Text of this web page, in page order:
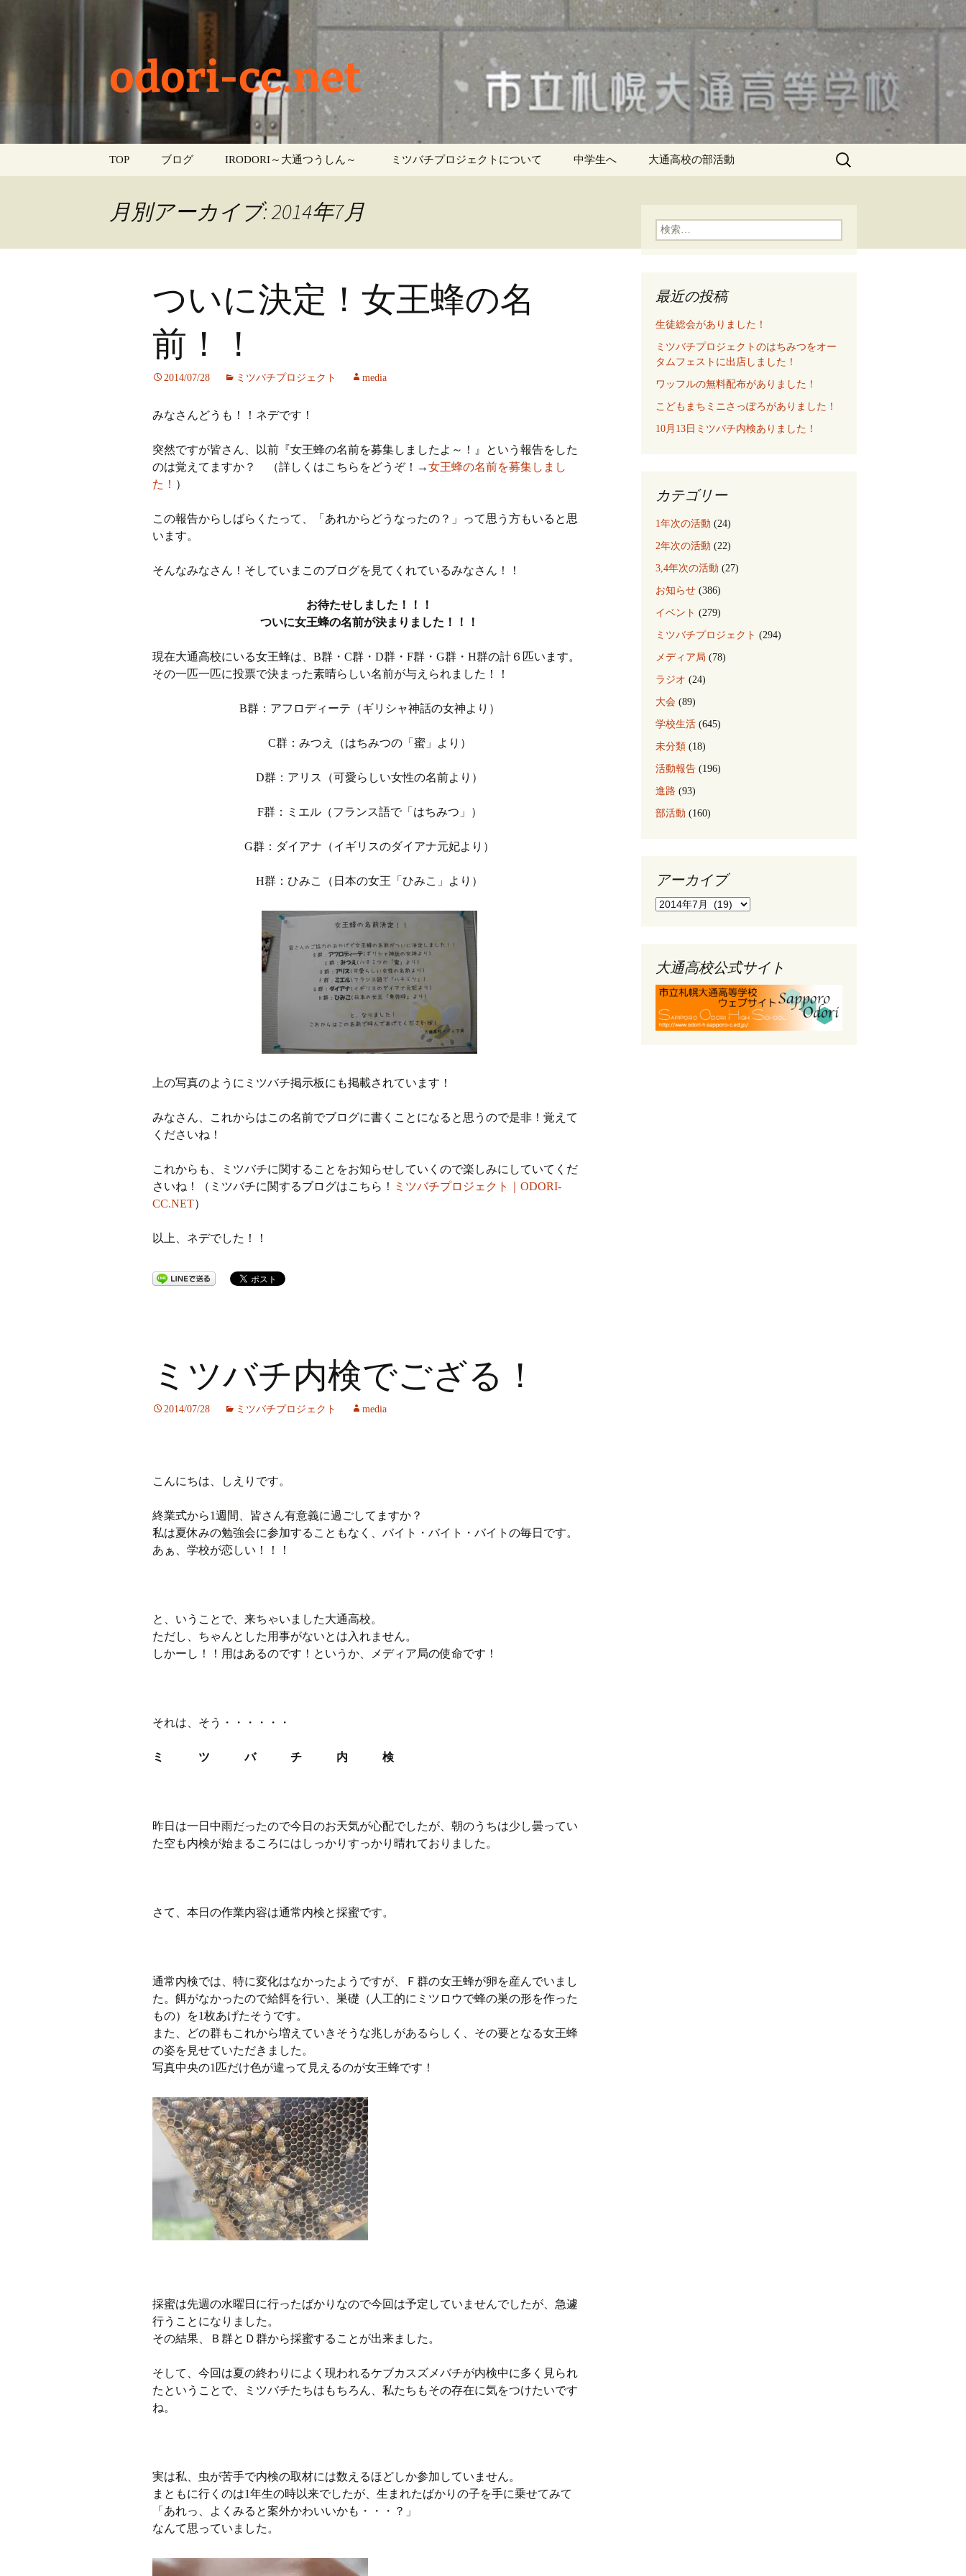
odori-cc.net
TOP ブログ
学校生活
部活動
ラジオ
ミツバチプロジェクト
メディア局
1年次の活動
2年次の活動
3,4年次の活動
IRODORI～大通つうしん～ ‎ ミツバチプロジェクトについて 中学生へ 大通高校の部活動
検
索:
月別アーカイブ: 2014年7月
ついに決定！女王蜂の名
前！！
2014/07/28 ミツバチプロジェクト media
みなさんどうも！！ネデです！
突然ですが皆さん、以前『女王蜂の名前を募集しましたよ～！』という報告をした
のは覚えてますか？ （詳しくはこちらをどうぞ！→女王蜂の名前を募集しまし
た！ ）
この報告からしばらくたって、「あれからどうなったの？」って思う方もいると思
います。
そんなみなさん！そしていまこのブログを見てくれているみなさん！！
お待たせしました！！！
ついに女王蜂の名前が決まりました！！！
現在大通高校にいる女王蜂は、B群・C群・D群・F群・G群・H群の計６匹います。
その一匹一匹に投票で決まった素晴らしい名前が与えられました！！
B群：アフロディーテ（ギリシャ神話の女神より）
C群：みつえ（はちみつの「蜜」より）
D群：アリス（可愛らしい女性の名前より）
F群：ミエル（フランス語で「はちみつ」）
G群：ダイアナ（イギリスのダイアナ元妃より）
H群：ひみこ（日本の女王「ひみこ」より）
上の写真のようにミツバチ掲示板にも掲載されています！
みなさん、これからはこの名前でブログに書くことになると思うので是非！覚えて
くださいね！
これからも、ミツバチに関することをお知らせしていくので楽しみにしていてくだ
さいね！（ミツバチに関するブログはこちら！
ミツバチプロジェクト｜ODORI-
CC.NET）
以上、ネデでした！！
ミツバチ内検でござる！
2014/07/28 ミツバチプロジェクト media
こんにちは、しえりです。
終業式から1週間、皆さん有意義に過ごしてますか？
私は夏休みの勉強会に参加することもなく、バイト・バイト・バイトの毎日です。
あぁ、学校が恋しい！！！
と、いうことで、来ちゃいました大通高校。
ただし、ちゃんとした用事がないとは入れません。
しかーし！！用はあるのです！というか、メディア局の使命です！
それは、そう・・・・・・
ミ ツ バ チ 内 検
昨日は一日中雨だったので今日のお天気が心配でしたが、朝のうちは少し曇ってい
た空も内検が始まるころにはしっかりすっかり晴れておりました。
さて、本日の作業内容は通常内検と採蜜です。
通常内検では、特に変化はなかったようですが、Ｆ群の女王蜂が卵を産んでいまし
た。餌がなかったので給餌を行い、巣礎（人工的にミツロウで蜂の巣の形を作った
もの）を1枚あげたそうです。
また、どの群もこれから増えていきそうな兆しがあるらしく、その要となる女王蜂
の姿を見せていただきました。
写真中央の1匹だけ色が違って見えるのが女王蜂です！
採蜜は先週の水曜日に行ったばかりなので今回は予定していませんでしたが、急遽
行うことになりました。
その結果、Ｂ群とＤ群から採蜜することが出来ました。
そして、今回は夏の終わりによく現われるケブカスズメバチが内検中に多く見られ
たということで、ミツバチたちはもちろん、私たちもその存在に気をつけたいです
ね。
実は私、虫が苦手で内検の取材には数えるほどしか参加していません。
まともに行くのは1年生の時以来でしたが、生まれたばかりの子を手に乗せてみて
「あれっ、よくみると案外かわいいかも・・・？」
なんて思っていました。
検
索:
最近の投稿
生徒総会がありました！
ミツバチプロジェクトのはちみつをオー
タムフェストに出店しました！
ワッフルの無料配布がありました！
こどもまちミニさっぽろがありました！
10月13日ミツバチ内検ありました！
カテゴリー
1年次の活動 (24)
2年次の活動 (22)
3,4年次の活動 (27)
お知らせ (386)
イベント (279)
ミツバチプロジェクト (294)
メディア局 (78)
ラジオ (24)
大会 (89)
学校生活 (645)
未分類 (18)
活動報告 (196)
進路 (93)
部活動 (160)
アーカイブ
ア
ブ
大通高校公式サイト